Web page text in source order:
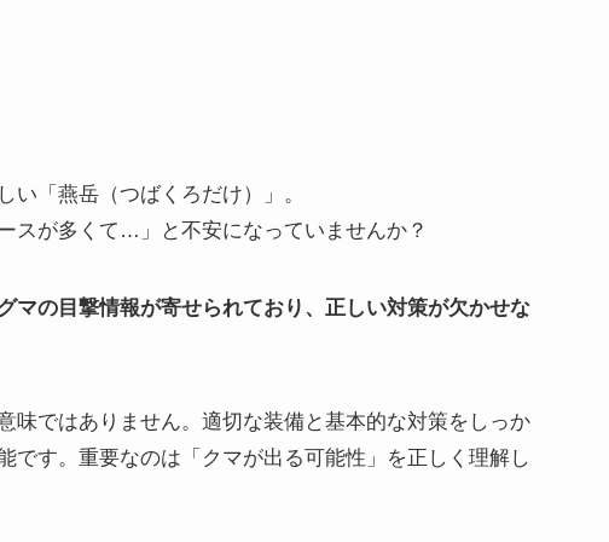
「燕岳（つばくろだけ）」。
スが多くて…」と不安になっていませんか？
マの目撃情報が寄せられており、正しい対策が欠かせな
味ではありません。適切な装備と基本的な対策をしっか
です。重要なのは「クマが出る可能性」を正しく理解し